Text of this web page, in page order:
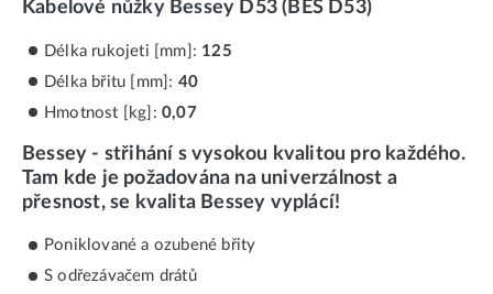
Kabelové nůžky Bessey D53 (BES D53)
Délka rukojeti [mm]: 125
Délka břitu [mm]: 40
Hmotnost [kg]: 0,07
Bessey - střihání s vysokou kvalitou pro každého.
Tam kde je požadována na univerzálnost a
přesnost, se kvalita Bessey vyplácí!
Poniklované a ozubené břity
S odřezávačem drátů